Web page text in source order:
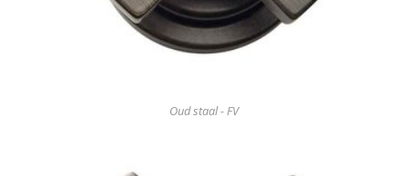
Oud staal - FV